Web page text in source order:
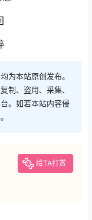
为本站原创发布。
制、盗用、采集、
。如若本站内容侵
给TA打赏